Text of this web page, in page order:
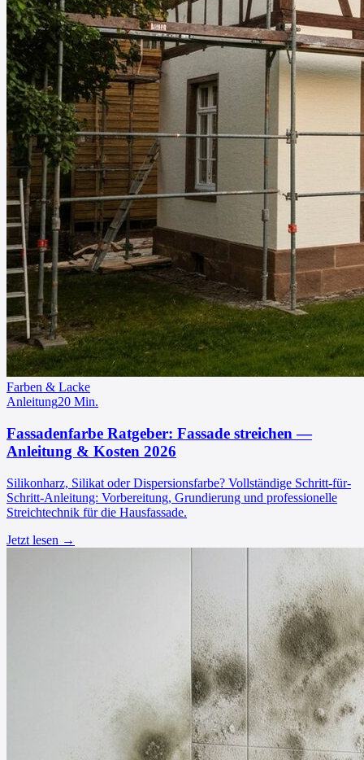
Farben & Lacke
Anleitung20 Min.
Fassadenfarbe Ratgeber: Fassade streichen —
Anleitung & Kosten 2026
Silikonharz, Silikat oder Dispersionsfarbe? Vollständige Schritt-für-
Schritt-Anleitung: Vorbereitung, Grundierung und professionelle
Streichtechnik für die Hausfassade.
Jetzt lesen →